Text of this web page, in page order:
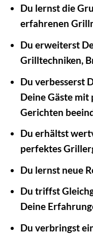
Du lernst die
erfahrenen
Du erweiterst
Grilltechniken,
Du verbesserst
Deine Gäste
Gerichten
Du erhältst
perfektes
Du lernst neue
Du triffst
Deine
Du verbringst